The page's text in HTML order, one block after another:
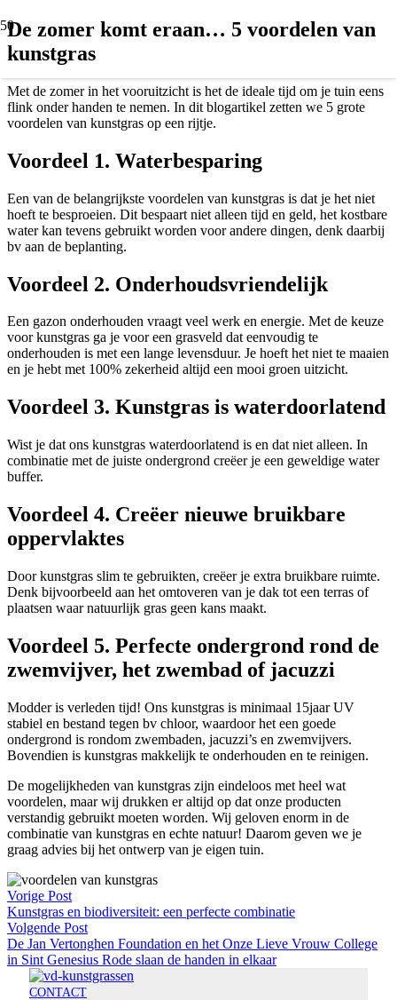
De zomer komt eraan… 5 voordelen van
kunstgras
Met de zomer in het vooruitzicht is het de ideale tijd om je tuin eens
flink onder handen te nemen. In dit blogartikel zetten we 5 grote
voordelen van kunstgras op een rijtje.
Voordeel 1. Waterbesparing
Een van de belangrijkste voordelen van kunstgras is dat je het niet
hoeft te besproeien. Dit bespaart niet alleen tijd en geld, het kostbare
water kan tevens gebruikt worden voor andere dingen, denk daarbij
bv aan de beplanting.
Voordeel 2. Onderhoudsvriendelijk
Een gazon onderhouden vraagt veel werk en energie. Met de keuze
voor kunstgras ga je voor een grasveld dat eenvoudig te
onderhouden is met een lange levensduur. Je hoeft het niet te maaien
en je hebt met 100% zekerheid altijd een mooi groen uitzicht.
Voordeel 3. Kunstgras is waterdoorlatend
Wist je dat ons kunstgras waterdoorlatend is en dat niet alleen. In
combinatie met de juiste ondergrond creëer je een geweldige water
buffer.
Voordeel 4. Creëer nieuwe bruikbare
oppervlaktes
Door kunstgras slim te gebruikten, creëer je extra bruikbare ruimte.
Denk bijvoorbeeld aan het omtoveren van je dak tot een terras of
plaatsen waar natuurlijk gras geen kans maakt.
Voordeel 5. Perfecte ondergrond rond de
zwemvijver, het zwembad of jacuzzi
Modder is verleden tijd! Ons kunstgras is minimaal 15jaar UV
stabiel en bestand tegen bv chloor, waardoor het een goede
ondergrond is rondom zwembaden, jacuzzi’s en zwemvijvers.
Bovendien is kunstgras makkelijk te onderhouden en te reinigen.
De mogelijkheden van kunstgras zijn eindeloos met heel wat
voordelen, maar wij drukken er altijd op dat onze producten
verstandig gebruikt moeten worden. Wij geloven enorm in de
combinatie van kunstgras en echte natuur! Daarom geven we je
graag advies bij het ontwerp van je eigen tuin.
Vorige Post
Kunstgras en biodiversiteit: een perfecte combinatie
Volgende Post
De Jan Vertonghen Foundation en het Onze Lieve Vrouw College
in Sint Genesius Rode slaan de handen in elkaar
CONTACT